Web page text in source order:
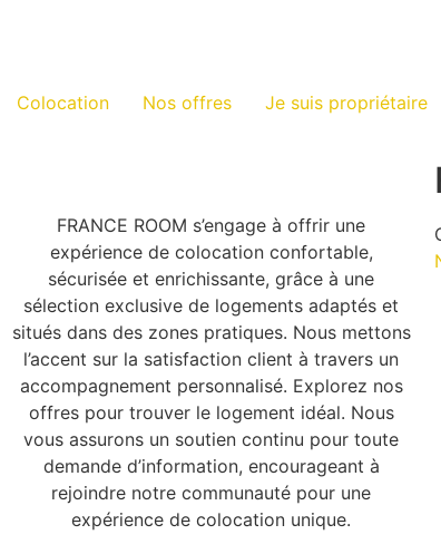
Colocation Nos offres Je suis propriétaire
FRANCE ROOM s’engage à offrir une
expérience de colocation confortable,
sécurisée et enrichissante, grâce à une
sélection exclusive de logements adaptés et
situés dans des zones pratiques. Nous mettons
l’accent sur la satisfaction client à travers un
accompagnement personnalisé. Explorez nos
offres pour trouver le logement idéal. Nous
vous assurons un soutien continu pour toute
demande d’information, encourageant à
rejoindre notre communauté pour une
expérience de colocation unique.